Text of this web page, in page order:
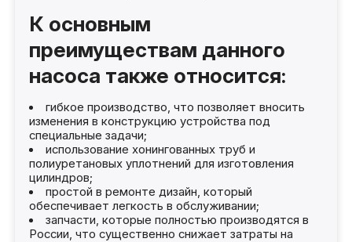
К основным
преимуществам данного
насоса также относится:
гибкое производство, что позволяет вносить
изменения в конструкцию устройства под
специальные задачи;
использование хонингованных труб и
полиуретановых уплотнений для изготовления
цилиндров;
простой в ремонте дизайн, который
обеспечивает легкость в обслуживании;
запчасти, которые полностью производятся в
России, что существенно снижает затраты на